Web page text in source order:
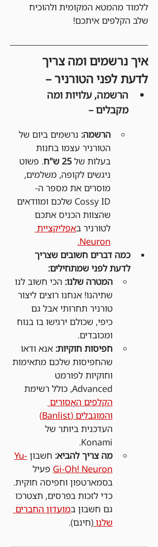
ללמוד מהמטא המקומית ולהוכיח
שלב הקלפים איתכם!
איך נרשמים ומה צריך
לדעת לפני הטורניר –
הרשמה, עלויות ומה
מקבלים –
הרשמה: נרשמים ביום של
הטורניר עצמו בחנות
בעלות של 25 ש"ח
. פשוט
ניגשים לקופה, משלמים,
מוסרים את מספר ה-
Cossy ID שלכם ומוודאים
שהצוות הכניס אתכם
לטורניר באפליקציית
Neuron.
כמה דברים חשובים שצריך
לדעת לפני שמתחילים:
המטרה שלנו: הכי חשוב לנו
שתיהנו! אנחנו רוצים ליצור
טורניר תחרותי אבל גם
כיפי, שכולם ירגישו בו בנוח
ומכובדים.
חפיסות חוקיות: אנא ודאו
שהחפיסות שלכם מתאימות
וחוקיות לפורמט
Advanced, כולל רשימת
הקלפים האסורים
והמוגבלים (Banlist)
העדכנית ביותר של
Konami.
מה צריך להביא: חשבון Yu-
Gi-Oh! Neuron פעיל
בסמארטפון וחפיסה חוקית.
כדי לזכות בפרסים, תצטרכו
גם חשבון במועדון החברים
שלנו (חינם).